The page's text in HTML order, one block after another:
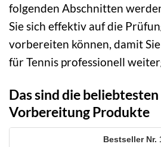
folgenden Abschnitten
Sie sich effektiv auf die
vorbereiten können, damit
für Tennis professionell
Das sind die
Vorbereitung Produkte